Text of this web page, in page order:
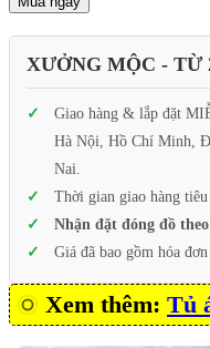
XƯỞNG MỘC - TỪ
Giao hàng & lắp đặt
Hà Nội, Hồ Chí Minh,
Nai.
Thời gian giao hàng
Nhận đặt đóng đồ
Giá đã bao gồm hóa
Xem thêm: Tủ